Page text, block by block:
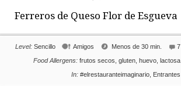
Ferreros de Queso Flor de Esgueva
7
Menos de 30 min.
Amigos
Level: Sencillo
Food Allergens: frutos secos gluten huevo lactosa
In: #elrestauranteimaginario Entrantes